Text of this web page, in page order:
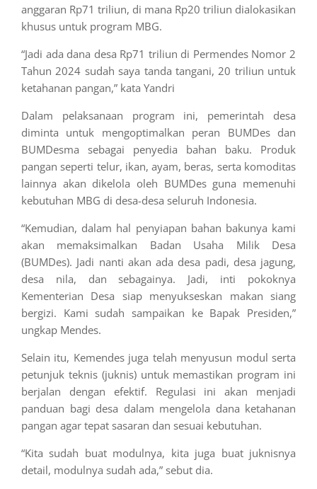
anggaran Rp71 triliun, di mana Rp20 triliun dialokasikan
khusus untuk program MBG.
“Jadi ada dana desa Rp71 triliun di Permendes Nomor 2
Tahun 2024 sudah saya tanda tangani, 20 triliun untuk
ketahanan pangan,” kata Yandri
Dalam pelaksanaan program ini, pemerintah desa
diminta untuk mengoptimalkan peran BUMDes dan
BUMDesma sebagai penyedia bahan baku. Produk
pangan seperti telur, ikan, ayam, beras, serta komoditas
lainnya akan dikelola oleh BUMDes guna memenuhi
kebutuhan MBG di desa-desa seluruh Indonesia.
“Kemudian, dalam hal penyiapan bahan bakunya kami
akan memaksimalkan Badan Usaha Milik Desa
(BUMDes). Jadi nanti akan ada desa padi, desa jagung,
desa nila, dan sebagainya. Jadi, inti pokoknya
Kementerian Desa siap menyukseskan makan siang
bergizi. Kami sudah sampaikan ke Bapak Presiden,”
ungkap Mendes.
Selain itu, Kemendes juga telah menyusun modul serta
petunjuk teknis (juknis) untuk memastikan program ini
berjalan dengan efektif. Regulasi ini akan menjadi
panduan bagi desa dalam mengelola dana ketahanan
pangan agar tepat sasaran dan sesuai kebutuhan.
“Kita sudah buat modulnya, kita juga buat juknisnya
detail, modulnya sudah ada,” sebut dia.